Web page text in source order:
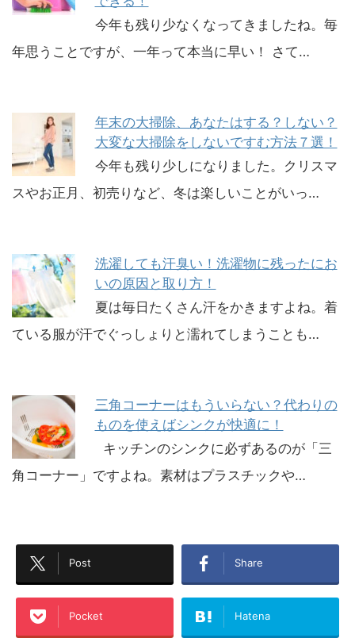
今年も残り少なくなってきましたね。毎
年思うことですが、一年って本当に早い！ さて…
年末の大掃除、あなたはする？しない？
大変な大掃除をしないですむ方法７選！
今年も残り少しになりました。クリスマ
スやお正月、初売りなど、冬は楽しいことがいっ…
洗濯しても汗臭い！洗濯物に残ったにお
いの原因と取り方！
夏は毎日たくさん汗をかきますよね。着
ている服が汗でぐっしょりと濡れてしまうことも…
三角コーナーはもういらない？代わりの
ものを使えばシンクが快適に！
キッチンのシンクに必ずあるのが「三
角コーナー」ですよね。素材はプラスチックや…
Post Share
Pocket Hatena